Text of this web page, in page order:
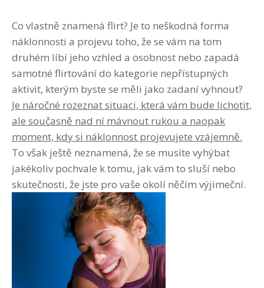
Co vlastně znamená flirt? Je to neškodná forma
náklonnosti a projevu toho, že se vám na tom
druhém líbí jeho vzhled a osobnost nebo zapadá
samotné flirtování do kategorie nepřístupných
aktivit, kterým byste se měli jako zadaní vyhnout?
Je náročné rozeznat situaci, která vám bude lichotit,
ale současně nad ní mávnout rukou a naopak
moment, kdy si náklonnost projevujete vzájemně.
To však ještě neznamená, že se musíte vyhýbat
jakékoliv pochvale k tomu, jak vám to sluší nebo
skutečnosti, že jste pro vaše okolí něčím výjimeční.